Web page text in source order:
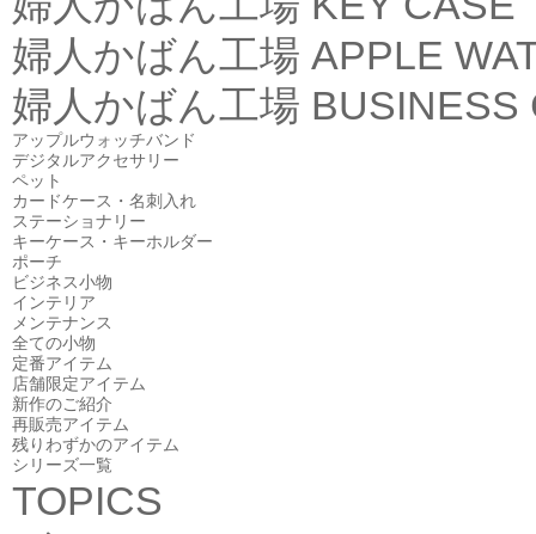
婦人かばん工場 APPLE
婦人かばん工場 BUSINESS
アップルウォッチバンド
デジタルアクセサリー
ペット
カードケース・名刺入れ
ステーショナリー
キーケース・キーホルダー
ポーチ
ビジネス小物
インテリア
メンテナンス
全ての小物
定番アイテム
店舗限定アイテム
新作のご紹介
再販売アイテム
残りわずかのアイテム
シリーズ一覧
TOPICS